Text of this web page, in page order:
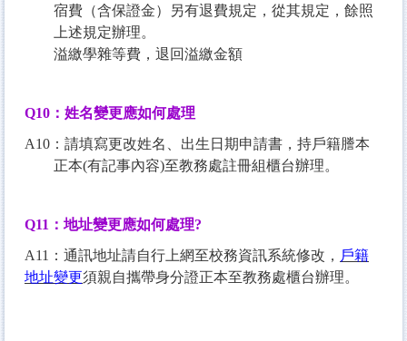
宿費（含保證金）另有退費規定，從其規定，餘照
上述規定辦理。
溢繳學雜等費，退回溢繳金額
Q10 ：姓名變更應如何處理
A10：請填寫更改姓名、出生日期申請書 ，持戶籍謄本
正本(有記事內容)至教務處註冊組櫃台辦理。
Q11 ：地址變更應如何處理?
A11：通訊地址請自行上網至校務資訊系統修改， 戶籍
地址變更須親自攜帶身分證正本至教務處櫃台辦理。